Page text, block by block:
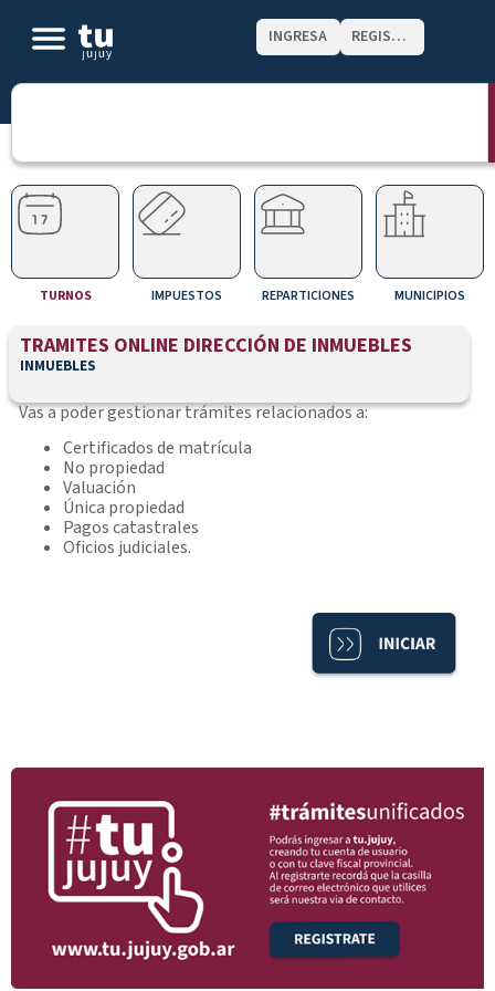
INGRESA REGISTRATE
TURNOS IMPUESTOS REPARTICIONES MUNICIPIOS
TRAMITES ONLINE DIRECCIÓN DE INMUEBLES
INMUEBLES
Vas a poder gestionar trámites relacionados a:
Certificados de matrícula
No propiedad
Valuación
Única propiedad
Pagos catastrales
Oficios judiciales.